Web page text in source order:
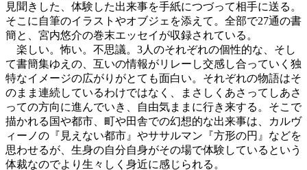
見聞きした、体験した出来事を手紙につづって相手に送る。
そこに自筆のイラストやオブジェを添えて。全部で27通の書
簡と、宮内悠介の巻末エッセイが収録されている。
楽しい。怖い。不思議。3人のそれぞれの個性的な、そし
て書簡集ゆえの、互いの情報がリレーし交感し合っていく独
特なイメージの広がりがとても面白い。それぞれの物語はそ
のまま連続しているわけではなく、まさしくあさってしあさ
っての方向に進んでいき、自由気ままに行き来する。そこで
描かれる国や都市、町や田舎での幻想的な出来事は、カルヴ
ィーノの『見えない都市』やササルマン『方形の円』などを
思わせるが、生身の自分自身がその場で体験しているという
体裁なのでより生々しく身近に感じられる。